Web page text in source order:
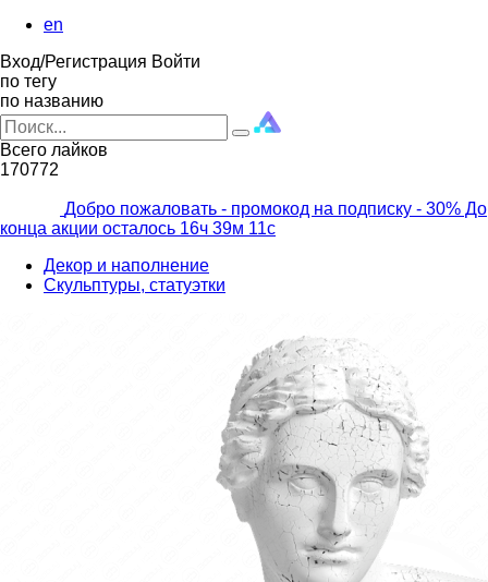
en
Вход/Регистрация Войти
по тегу
по названию
Всего лайков
170772
Добро пожаловать - промокод на подписку - 30% До
конца акции осталось 16ч 39м 10с
Декор и наполнение
Скульптуры, статуэтки